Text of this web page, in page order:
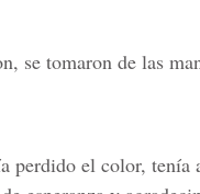
se tomaron de las
perdido el color,